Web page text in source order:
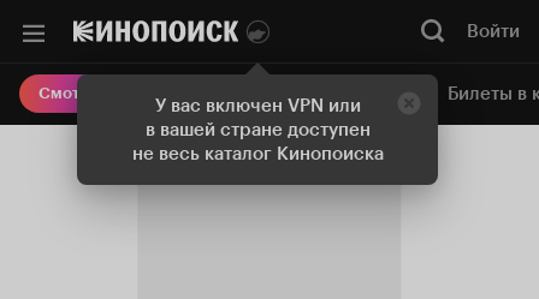
У вас включен VPN или
в вашей стране доступен
не весь каталог Кинопоиска
Войти
Смотреть кино Онлайн-кинотеатр Билеты в